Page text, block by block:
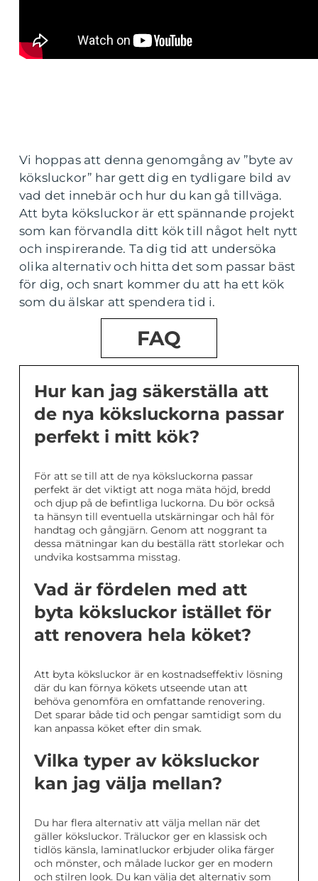
Vi hoppas att denna genomgång av ”byte av
köksluckor” har gett dig en tydligare bild av
vad det innebär och hur du kan gå tillväga.
Att byta köksluckor är ett spännande projekt
som kan förvandla ditt kök till något helt nytt
och inspirerande. Ta dig tid att undersöka
olika alternativ och hitta det som passar bäst
för dig, och snart kommer du att ha ett kök
som du älskar att spendera tid i.
FAQ
Hur kan jag säkerställa att
de nya köksluckorna passar
perfekt i mitt kök?
För att se till att de nya köksluckorna passar
perfekt är det viktigt att noga mäta höjd, bredd
och djup på de befintliga luckorna. Du bör också
ta hänsyn till eventuella utskärningar och hål för
handtag och gångjärn. Genom att noggrant ta
dessa mätningar kan du beställa rätt storlekar och
undvika kostsamma misstag.
Vad är fördelen med att
byta köksluckor istället för
att renovera hela köket?
Att byta köksluckor är en kostnadseffektiv lösning
där du kan förnya kökets utseende utan att
behöva genomföra en omfattande renovering.
Det sparar både tid och pengar samtidigt som du
kan anpassa köket efter din smak.
Vilka typer av köksluckor
kan jag välja mellan?
Du har flera alternativ att välja mellan när det
gäller köksluckor. Träluckor ger en klassisk och
tidlös känsla, laminatluckor erbjuder olika färger
och mönster, och målade luckor ger en modern
och stilren look. Du kan välja det alternativ som